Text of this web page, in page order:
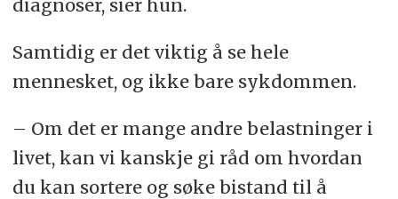
diagnoser, sier hun.
Samtidig er det viktig å se hele
mennesket, og ikke bare sykdommen.
– Om det er mange andre belastninger i
livet, kan vi kanskje gi råd om hvordan
du kan sortere og søke bistand til å